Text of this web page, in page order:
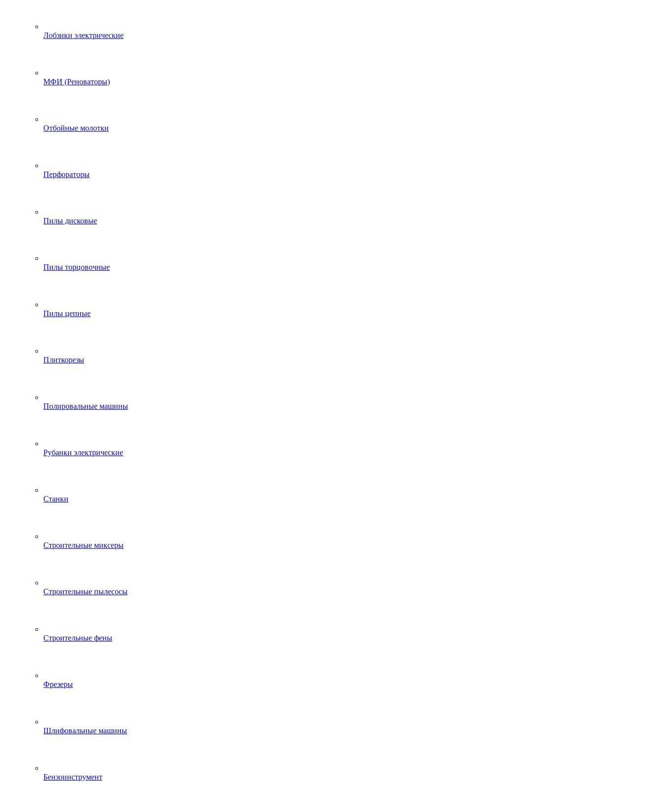
Лобзики электрические
МФИ (Реноваторы)
Отбойные молотки
Перфораторы
Пилы дисковые
Пилы торцовочные
Пилы цепные
Плиткорезы
Полировальные машины
Рубанки электрические
Станки
Строительные миксеры
Строительные пылесосы
Строительные фены
Фрезеры
Шлифовальные машины
Бензоинструмент